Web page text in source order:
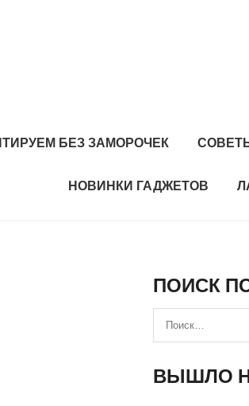
БЕЗ ЗАМОРОЧЕК
НОВИНКИ ГАДЖЕТОВ
ПОИСК
ВЫШЛО